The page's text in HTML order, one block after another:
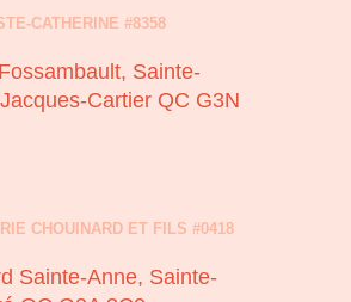
CATHERINE #8358
Sainte-
Cartier QC G3N
CHOUINARD ET FILS #0418
Sainte-Anne, Sainte-